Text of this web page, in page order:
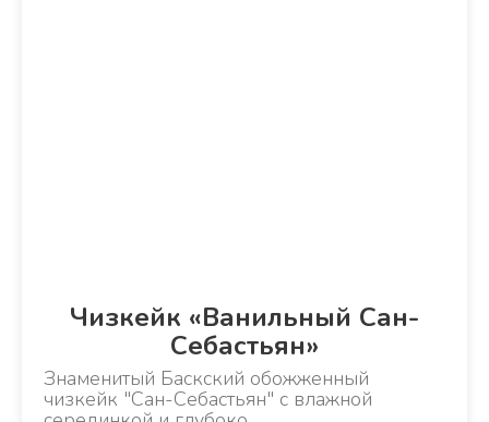
Чизкейк «Ванильный Сан-
Себастьян»
Знаменитый Баскский обожженный
чизкейк "Сан-Себастьян" с влажной